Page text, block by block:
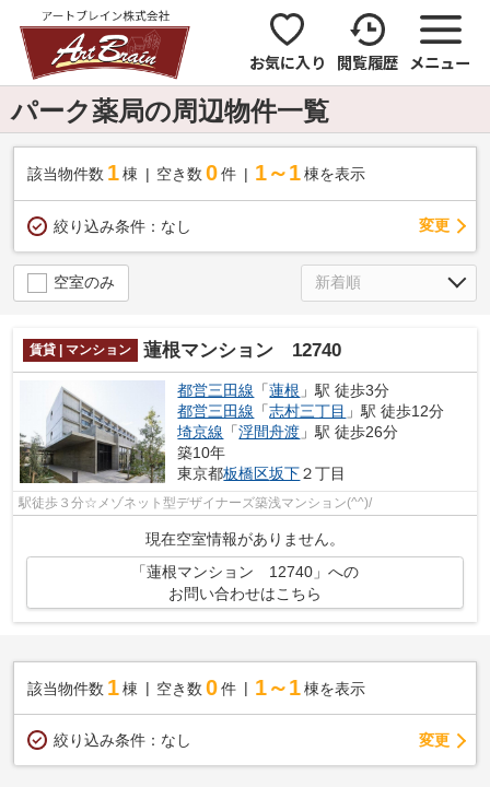
お気に入り 閲覧履歴 メニュー
パーク薬局の周辺物件一覧
該当物件数 1棟 空き数 0 件 1～1 棟を表示
絞り込み条件： なし 変更
空室のみ
賃貸 | マンション 蓮根マンション 12740
都営三田線 「蓮根 」駅 徒歩3分
都営三田線 「志村三丁目 」駅 徒歩12分
埼京線 「浮間舟渡 」駅 徒歩26分
築10年
東京都板橋区坂下２丁目
駅徒歩３分☆メゾネット型デザイナーズ築浅マンション(^^)/
現在空室情報がありません。
「蓮根マンション 12740」への
お問い合わせはこちら
該当物件数 1棟 空き数 0 件 1～1 棟を表示
絞り込み条件： なし 変更